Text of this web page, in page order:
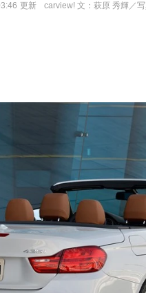
更新 carview! 文：萩原 秀輝／